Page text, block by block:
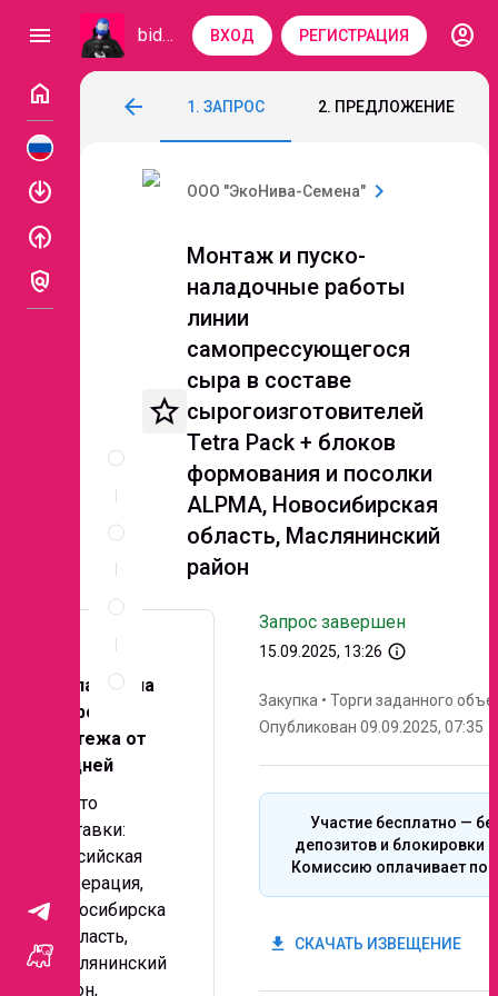
menu bidzaar ВХОД РЕГИСТРАЦИЯ
account_circle
home
enable
enable
policy
arrow_back
Монтаж и пуско-наладочные работы
1. ЗАПРОС 2. ПРЕДЛОЖЕНИЕ
Описание
документы
Спецификация
Неценовые
критерии
проведения
ООО "ЭкоНива-Семена" chevron_right
star_border
Монтаж и пуско-
наладочные работы
линии
самопрессующегося
сыра в составе
сырогоизготовителей
Tetra Pack + блоков
формования и посолки
ALPMA, Новосибирская
область, Маслянинский
район
Желательна
отсрочка
платежа от
30 дней
Место
поставки:
Российская
Федерация,
Новосибирска
я область,
Маслянинский
район,
Запрос завершен
15.09.2025, 13:26 info_outline
Закупка • Торги заданного
Опубликован 09.09.2025, 07:35
Участие бесплатно —
депозитов и блокировки
Комиссию оплачивает
get_app СКАЧАТЬ ИЗВЕЩЕНИЕ